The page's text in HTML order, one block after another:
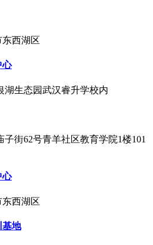
西湖区
心
湖生态园武汉睿升学校内
街62号青羊社区教育学院1楼101
心
西湖区
基地